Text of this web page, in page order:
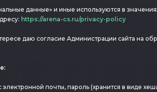
данные» и иные используются в
https://arena-cs.ru/privacy-policy
даю согласие Администрации сайта на
почты, пароль (хранится в виде